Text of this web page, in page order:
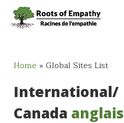
main
Home » Global Sites List
International/
Canada anglais